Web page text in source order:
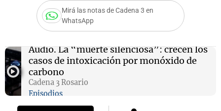
Mirá las notas de Cadena 3 en
WhatsApp
Audio. La “muerte silenciosa”: crecen los
casos de intoxicación por monóxido de
carbono
Cadena 3 Rosario
Episodios
Notas
Mundial 2026
Notas
La Sole en